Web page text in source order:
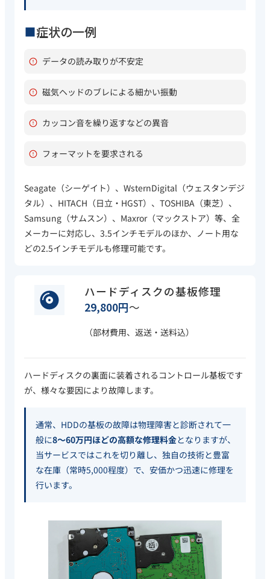
症状の一例
データの読み取りが不安定
磁気ヘッドのブレによる細かい振動
カッコン音を繰り返すなどの異音
フォーマットを要求される
Seagate（シーゲイト）、WsternDigital（ウェスタンデジ
タル）、HITACH（日立・HGST）、TOSHIBA（東芝）、
Samsung（サムスン）、Maxror（マックストア）等、全
メーカーに対応し、3.5インチモデルのほか、ノート用な
どの2.5インチモデルも修理可能です。
ハードディスクの基板修理
29,800円～
（部材費用、返送・送料込）
ハードディスクの裏面に装着されるコントロール基板です
が、様々な要因により故障します。
通常、HDDの基板の故障は物理障害と診断されて一
般に8〜60万円ほどの高額な修理料金となりますが、
当サービスではこれを切り離し、独自の技術と豊富
な在庫（常時5,000程度）で、安価かつ迅速に修理を
行います。